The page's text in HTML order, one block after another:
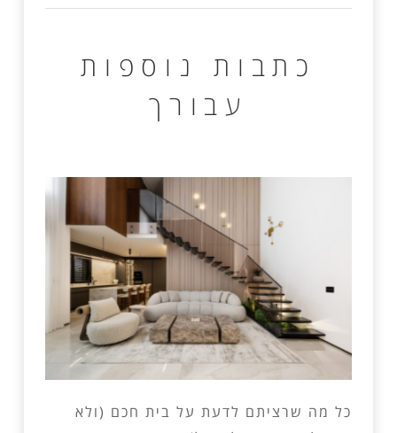
כתבות נוספות
עבורך
כל מה שרציתם לדעת על בית חכם (ולא